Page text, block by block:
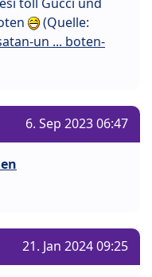
(Quelle:
un ... boten-
6. Sep 2023 06:47
21. Jan 2024 09:25